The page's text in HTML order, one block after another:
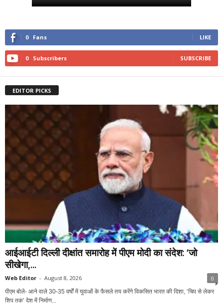
0 Fans LIKE
0 Subscribers SUBSCRIBE
EDITOR PICKS
आईआईटी दिल्ली दीक्षांत समारोह में पीएम मोदी का संदेश: ‘जो
सीखेगा,...
Web Editor - August 8, 2026 0
पीएम बोले- आने वाले 30-35 वर्षों में युवाओं के फैसले तय करेंगे विकसित भारत की दिशा, ‘चिप से लेकर
शिप तक’ देश में निर्माण...